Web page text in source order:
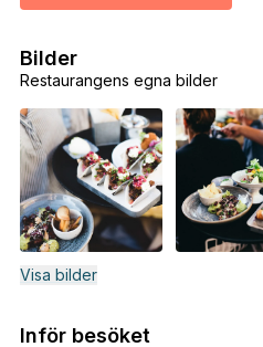
Restaurangens egna bilder
Bilder
Visa bilder
Inför besöket